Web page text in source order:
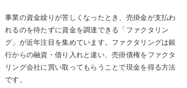
事業の資金繰りが苦しくなったとき、売掛金が支払わ
れるのを待たずに資金を調達できる「ファクタリン
グ」が近年注目を集めています。ファクタリングは銀
行からの融資・借り入れと違い、売掛債権をファクタ
リング会社に買い取ってもらうことで現金を得る方法
です。